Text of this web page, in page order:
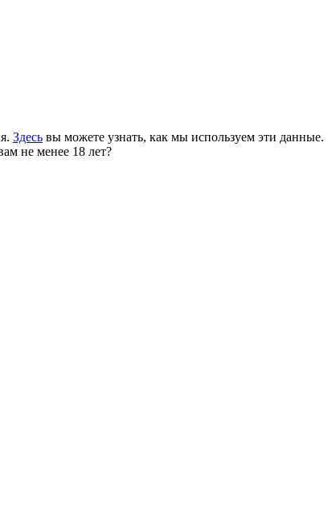
Здесь вы можете узнать, как мы используем эти данные.
не менее 18 лет?